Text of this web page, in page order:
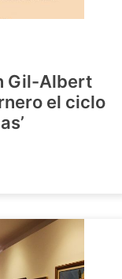
Gil-Albert
el ciclo